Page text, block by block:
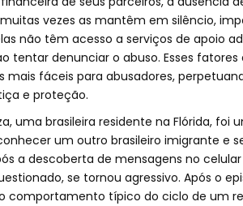
vezes as mantêm em silêncio,
não têm acesso a serviços de apoio
tentar denunciar o abuso. Esses
mais fáceis para abusadores,
e proteção.
uma brasileira residente na Flórida, foi
um outro brasileiro imigrante e
a descoberta de mensagens no
se tornou agressivo. Após o
comportamento típico do ciclo de um